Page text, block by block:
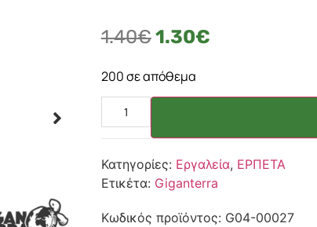
1.40€1.30€
200 σε απόθεμα
Κατηγορίες: Εργαλεία, ΕΡΠΕΤΑ
Ετικέτα: Giganterra
Κωδικός προϊόντος: G04-00027